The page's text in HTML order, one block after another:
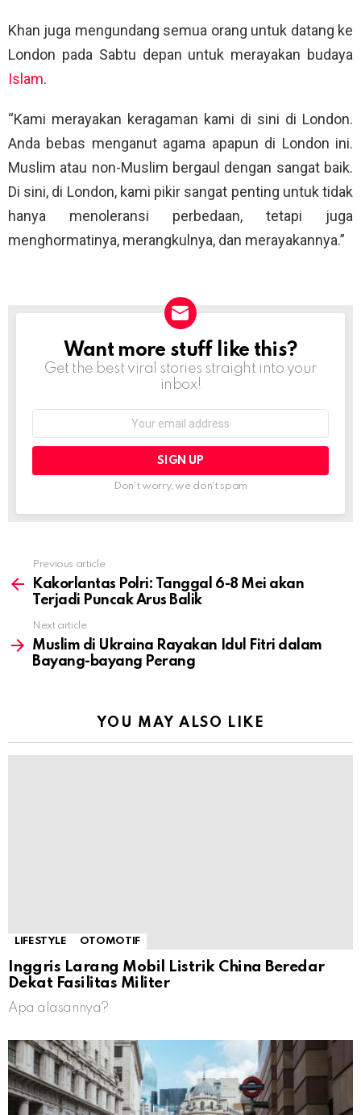
Khan juga mengundang semua orang untuk datang ke
London pada Sabtu depan untuk merayakan budaya
Islam.
“Kami merayakan keragaman kami di sini di London.
Anda bebas menganut agama apapun di London ini.
Muslim atau non-Muslim bergaul dengan sangat baik.
Di sini, di London, kami pikir sangat penting untuk tidak
hanya menoleransi perbedaan, tetapi juga
menghormatinya, merangkulnya, dan merayakannya.”
NEWSLETTER
Want more stuff like this?
Get the best viral stories straight into your
inbox!
Don't worry, we don't spam
more
Previous article
Kakorlantas Polri: Tanggal 6-8 Mei akan
Terjadi Puncak Arus Balik
Next article
Muslim di Ukraina Rayakan Idul Fitri dalam
Bayang-bayang Perang
YOU MAY ALSO LIKE
LIFESTYLE OTOMOTIF
Inggris Larang Mobil Listrik China Beredar
Dekat Fasilitas Militer
Apa alasannya?